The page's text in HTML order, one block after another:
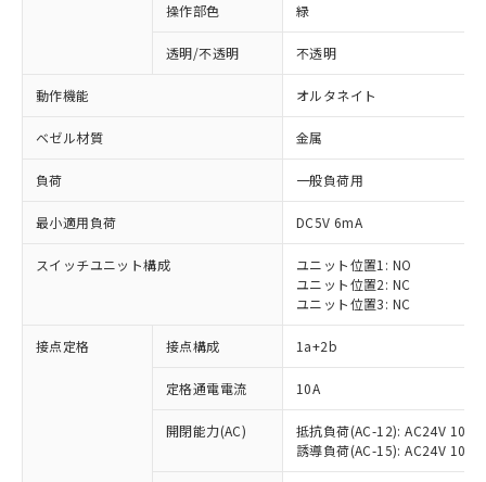
操作部色 緑
透明/不透明 不透明
動作機能 オルタネイト
ベゼル材質 金属
負荷 一般負荷用
最小適用負荷 DC5V 6mA
スイッチユニット構成
ユニット位置1: NO
ユニット位置2: NC
ユニット位置3: NC
接点定格 接点構成 1a+2b
定格通電電流 10A
開閉能力(AC)
抵抗負荷(AC-12): AC24V 10A/
誘導負荷(AC-15): AC24V
※1 対応状況
対応済み：EU RoHS指令（10物質）の
非含有に対応した製品が提供可能な商品で
対応予定：EU RoHS指令（10物質）の非含